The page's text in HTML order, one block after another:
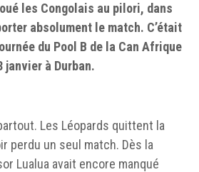
les Congolais au pilori, dans
absolument le match. C’était
du Pool B de la Can Afrique
janvier à Durban.
Les Léopards quittent la
perdu un seul match. Dès la
Lualua avait encore manqué